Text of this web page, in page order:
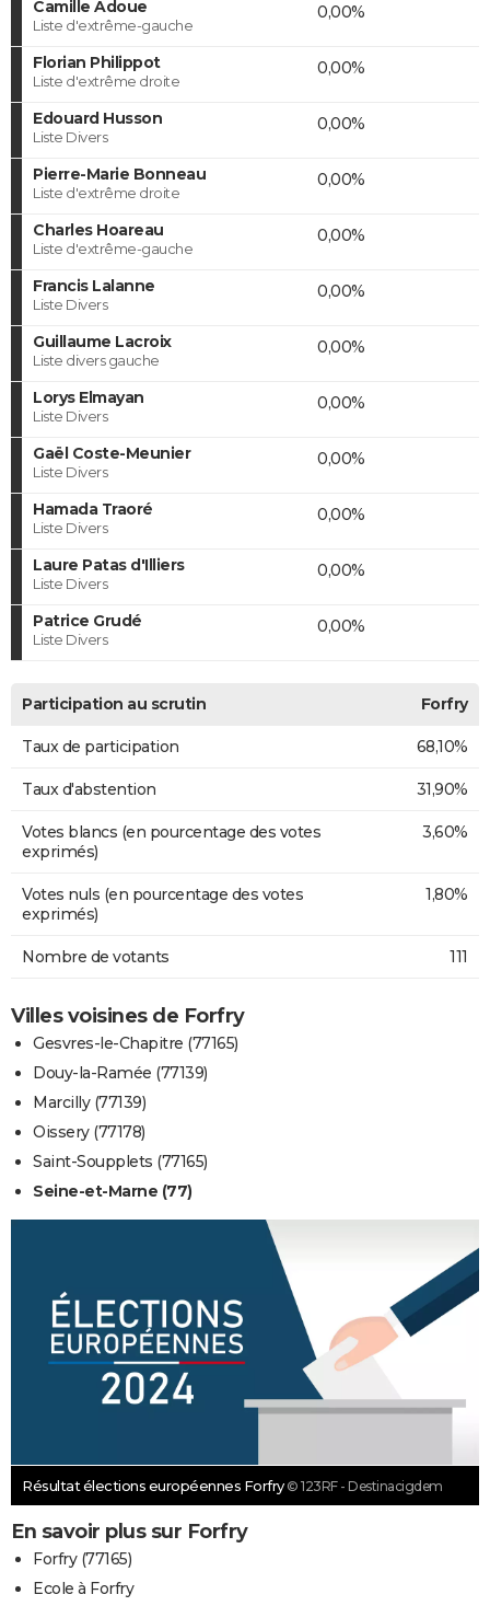
Camille Adoue
Liste d'extrême-gauche
0,00%
Florian Philippot
Liste d'extrême droite
0,00%
Edouard Husson
Liste Divers
0,00%
Pierre-Marie Bonneau
Liste d'extrême droite
0,00%
Charles Hoareau
Liste d'extrême-gauche
0,00%
Francis Lalanne
Liste Divers
0,00%
Guillaume Lacroix
Liste divers gauche
0,00%
Lorys Elmayan
Liste Divers
0,00%
Gaël Coste-Meunier
Liste Divers
0,00%
Hamada Traoré
Liste Divers
0,00%
Laure Patas d'Illiers
Liste Divers
0,00%
Patrice Grudé
Liste Divers
0,00%
Participation au scrutin Forfry
Taux de participation 68,10%
Taux d'abstention 31,90%
Votes blancs (en pourcentage des votes
exprimés)
3,60%
Votes nuls (en pourcentage des votes
exprimés)
1,80%
Nombre de votants 111
Villes voisines de Forfry
Gesvres-le-Chapitre (77165)
Douy-la-Ramée (77139)
Marcilly (77139)
Oissery (77178)
Saint-Soupplets (77165)
Seine-et-Marne (77)
Résultat élections européennes Forfry © 123RF - Destinacigdem
En savoir plus sur Forfry
Forfry (77165)
Ecole à Forfry